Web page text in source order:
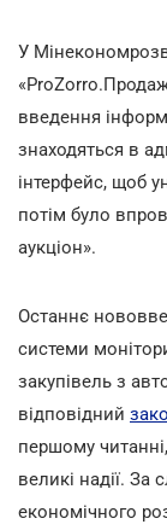
У
введення
знаходяться в
інтерфейс, щоб
потім було
аукціон».
Останнє
системи
закупівель з
відповідний
першому
великі надії. За
економічного